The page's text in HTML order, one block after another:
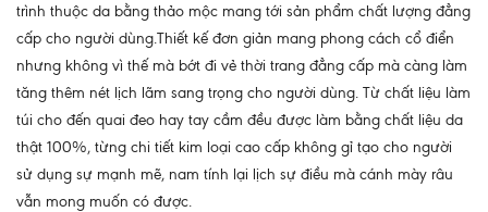
trình thuộc da bằng thảo mộc mang tới sản phẩm chất lượng đẳng
cấp cho người dùng.Thiết kế đơn giản mang phong cách cổ điển
nhưng không vì thế mà bớt đi vẻ thời trang đẳng cấp mà càng làm
tăng thêm nét lịch lãm sang trọng cho người dùng. Từ chất liệu làm
túi cho đến quai đeo hay tay cầm đều được làm bằng chất liệu da
thật 100%, từng chi tiết kim loại cao cấp không gỉ tạo cho người
sử dụng sự mạnh mẽ, nam tính lại lịch sự điều mà cánh mày râu
vẫn mong muốn có được.